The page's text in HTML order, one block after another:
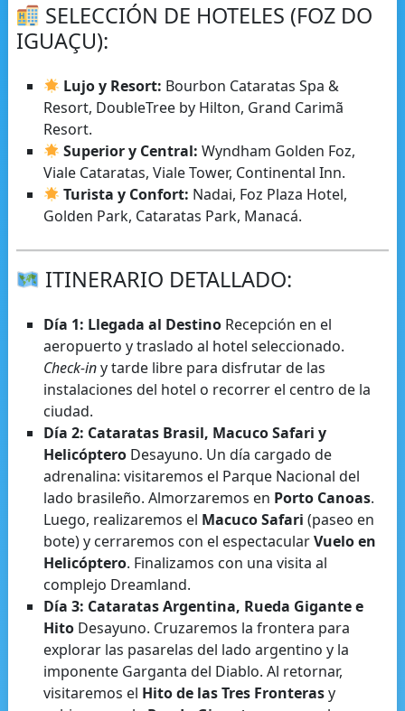
SELECCIÓN DE HOTELES (FOZ DO
IGUAÇU):
Lujo y Resort: Bourbon Cataratas Spa &
Resort, DoubleTree by Hilton, Grand Carimã
Resort.
Superior y Central: Wyndham Golden Foz,
Viale Cataratas, Viale Tower, Continental Inn.
Turista y Confort: Nadai, Foz Plaza Hotel,
Golden Park, Cataratas Park, Manacá.
ITINERARIO DETALLADO:
Día 1: Llegada al DestinoRecepción en el
aeropuerto y traslado al hotel seleccionado.
Check-iny tarde libre para disfrutar de las
instalaciones del hotel o recorrer el centro de la
ciudad.
Día 2: Cataratas Brasil, Macuco Safari y
HelicópteroDesayuno. Un día cargado de
adrenalina: visitaremos el Parque Nacional del
lado brasileño. Almorzaremos en Porto Canoas.
Luego, realizaremos el Macuco Safari (paseo en
bote) y cerraremos con el espectacularVuelo en
Helicóptero. Finalizamos con una visita al
complejo Dreamland.
Día 3: Cataratas Argentina, Rueda Gigante e
HitoDesayuno. Cruzaremos la frontera para
explorar las pasarelas del lado argentino y la
imponente Garganta del Diablo. Al retornar,
visitaremos el Hito de las Tres Fronterasy